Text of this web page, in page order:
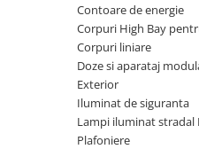
RCBO - 30mA - tip A
RCBO - 30mA - tip A - Trifazat
Surse de iluminat
Contoare de energie
Corpuri High Bay
Corpuri liniare
Doze si aparataj
Exterior
Iluminat de siguranta
Lampi iluminat stradal
Plafoniere